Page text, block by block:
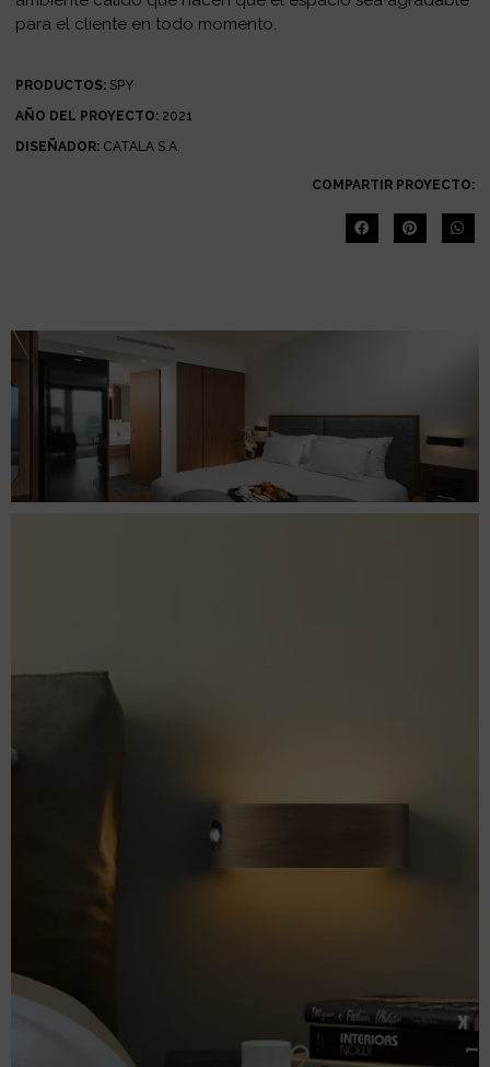
para el cliente en todo momento.
PRODUCTOS: SPY
AÑO DEL PROYECTO: 2021
DISEÑADOR: CATALA S.A.
COMPARTIR PROYECTO: